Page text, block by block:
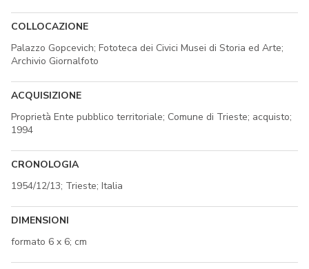
COLLOCAZIONE
Palazzo Gopcevich; Fototeca dei Civici Musei di Storia ed Arte;
Archivio Giornalfoto
ACQUISIZIONE
Proprietà Ente pubblico territoriale; Comune di Trieste; acquisto;
1994
CRONOLOGIA
1954/12/13; Trieste; Italia
DIMENSIONI
formato 6 x 6; cm